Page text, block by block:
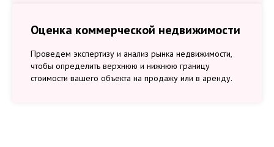
Оценка коммерческой недвижимости
Проведем экспертизу и анализ рынка недвижимости,
чтобы определить верхнюю и нижнюю границу
стоимости вашего объекта на продажу или в аренду.